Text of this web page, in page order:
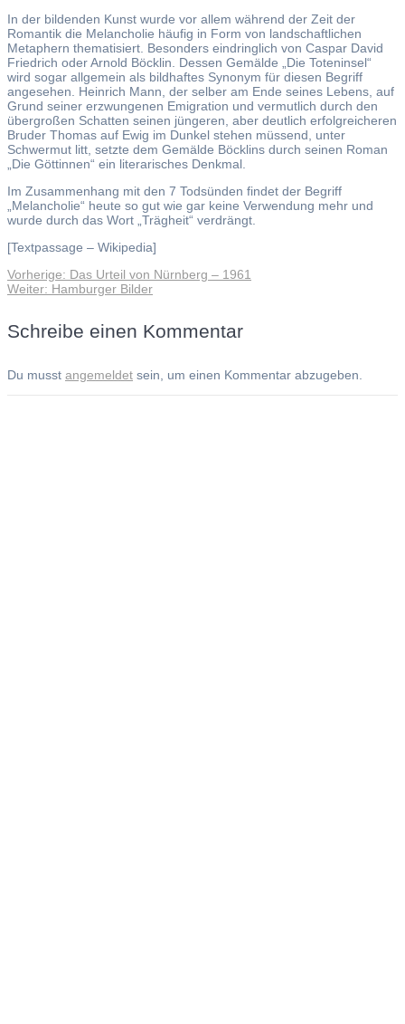
In der bildenden Kunst wurde vor allem während der Zeit der
Romantik die Melancholie häufig in Form von landschaftlichen
Metaphern thematisiert. Besonders eindringlich von Caspar David
Friedrich oder Arnold Böcklin. Dessen Gemälde „Die Toteninsel“
wird sogar allgemein als bildhaftes Synonym für diesen Begriff
angesehen. Heinrich Mann, der selber am Ende seines Lebens, auf
Grund seiner erzwungenen Emigration und vermutlich durch den
übergroßen Schatten seinen jüngeren, aber deutlich erfolgreicheren
Bruder Thomas auf Ewig im Dunkel stehen müssend, unter
Schwermut litt, setzte dem Gemälde Böcklins durch seinen Roman
„Die Göttinnen“ ein literarisches Denkmal.
Im Zusammenhang mit den 7 Todsünden findet der Begriff
„Melancholie“ heute so gut wie gar keine Verwendung mehr und
wurde durch das Wort „Trägheit“ verdrängt.
[Textpassage – Wikipedia]
Beitragsnavigation
Vorherige: Vorheriger
Beitrag:
Das Urteil von Nürnberg – 1961
Weiter: Nächster
Hamburger Bilder
Schreibe einen Kommentar
Du musst angemeldet sein, um einen Kommentar abzugeben.